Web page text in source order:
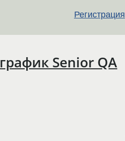
Регистрация
Senior QA